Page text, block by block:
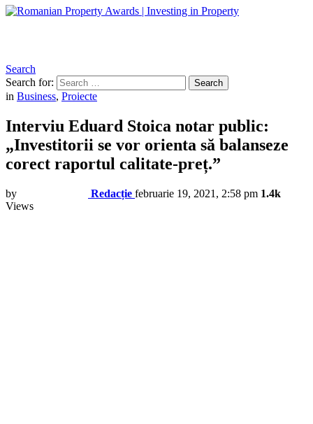
Search
Search for:
Search
in Business, Proiecte
Interviu Eduard Stoica notar public:
„Investitorii se vor orienta să balanseze
corect raportul calitate-preț.”
by Redacție februarie 19, 2021, 2:58 pm 1.4k
Views